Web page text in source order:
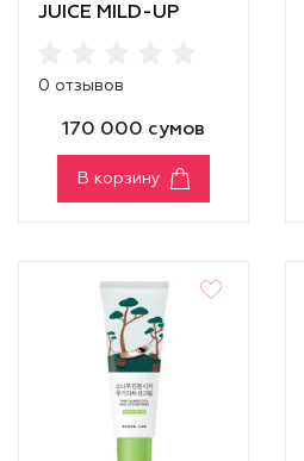
JUICE MILD-UP
0 отзывов
170 000 сумов
В корзину